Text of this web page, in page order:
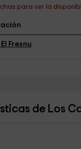
para ver la
Fresnu
de Los